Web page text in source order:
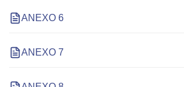
ANEXO 6
ANEXO 7